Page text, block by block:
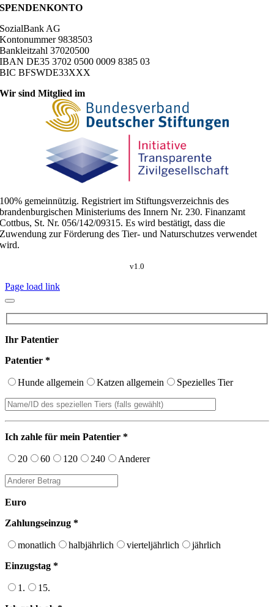
SPENDENKONTO
SozialBank AG
Kontonummer 9838503
Bankleitzahl 37020500
IBAN DE35 3702 0500 0009 8385 03
BIC BFSWDE33XXX
Wir sind Mitglied im
100% gemeinnützig. Registriert im Stiftungsverzeichnis des
brandenburgischen Ministeriums des Innern Nr. 230. Finanzamt
Cottbus, St. Nr. 056/142/09315. Es wird bestätigt, dass die
Zuwendung zur Förderung des Tier- und Naturschutzes verwendet
wird.
v1.0
Page load link
Ihr Patentier
Patentier *
Hunde allgemein Katzen allgemein Spezielles Tier
Ich zahle für mein Patentier *
20 60 120 240 Anderer
Euro
Zahlungseinzug *
monatlich halbjährlich vierteljährlich
jährlich
Einzugstag *
1.
15.